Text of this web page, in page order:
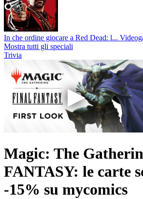
In che ordine giocare a Red Dead: l...
Mostra tutti gli speciali
Trivia
Magic: The
FANTASY: le carte
-15% su mycomics